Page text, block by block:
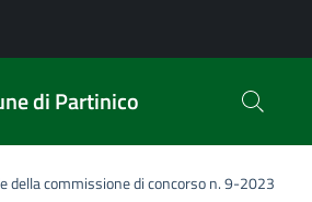
di Partinico
della commissione di concorso n. 9-2023